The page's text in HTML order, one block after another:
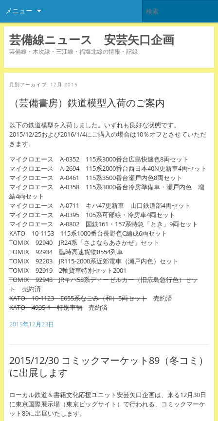
メニュー
芸備線ニュース 安芸矢口企画
芸備線・木次線・三江線・福塩北線の情報・記録
月別アーカイブ: 12月 2015
（芸備書房）鉄道模型入荷のご案内
以下の鉄道模型を入荷しました。いずれも良好な状態です。
2015/12/25および2016/1/4にご購入の場合は10％オフとさせていただ
きます。
マイクロエース A-0352 115系3000番台広島快速色8両セット
マイクロエース A-2694 115系2000番台西日本40N更新車4両セット
マイクロエース A-0461 115系3500番台瀬戸内色8両セット
マイクロエース A-0358 115系3000番台冷房準備車・瀬戸内色 増
結4両セット
マイクロエース A-0711 キハ47更新車 山口鉄道部4両セット
マイクロエース A-0395 105系可部線・冷房車4両セット
マイクロエース A-0802 国鉄161・157系特急「とき」9両セット
KATO 10-1153 115系1000番台長野色C編成6両セット
TOMIX 92940 JR24系「さよならあさかぜ」セット
TOMIX 92934 臨時高速貨物8554列車
TOMIX 92203 JR115-2000系近郊電車（瀬戸内色）セット
TOMIX 92919 2軸貨車特別セット2001
TOMIX 92948 JRキハ58系ディーゼルカー（旧広島急行色）セッ
ト売約済
KATO 10-1123 E655系なごみ（和）5両セット売約済
KATO 4935-1 特別車輌売約済
2015年12月23日
2015/12/30 コミックマーケット89（冬コミ）
に出展します
ローカル鉄道＆書籍文化応援ユニット安芸矢口企画は、来る12月30日
に東京国際展示場（東京ビッグサイト）で行われる、コミックマーケ
ット89に出展いたします。